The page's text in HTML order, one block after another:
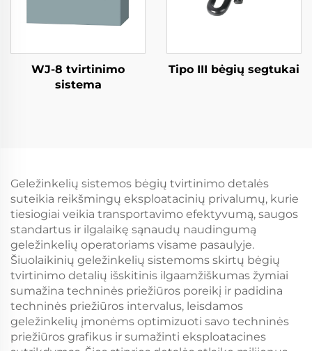
WJ-8 tvirtinimo
sistema
Tipo III bėgių segtukai
Geležinkelių sistemos bėgių tvirtinimo detalės
suteikia reikšmingų eksploatacinių privalumų, kurie
tiesiogiai veikia transportavimo efektyvumą, saugos
standartus ir ilgalaikę sąnaudų naudingumą
geležinkelių operatoriams visame pasaulyje.
Šiuolaikinių geležinkelių sistemoms skirtų bėgių
tvirtinimo detalių išskitinis ilgaamžiškumas žymiai
sumažina techninės priežiūros poreikį ir padidina
techninės priežiūros intervalus, leisdamos
geležinkelių įmonėms optimizuoti savo techninės
priežiūros grafikus ir sumažinti eksploatacines